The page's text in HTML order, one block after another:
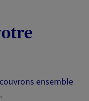
ensemble